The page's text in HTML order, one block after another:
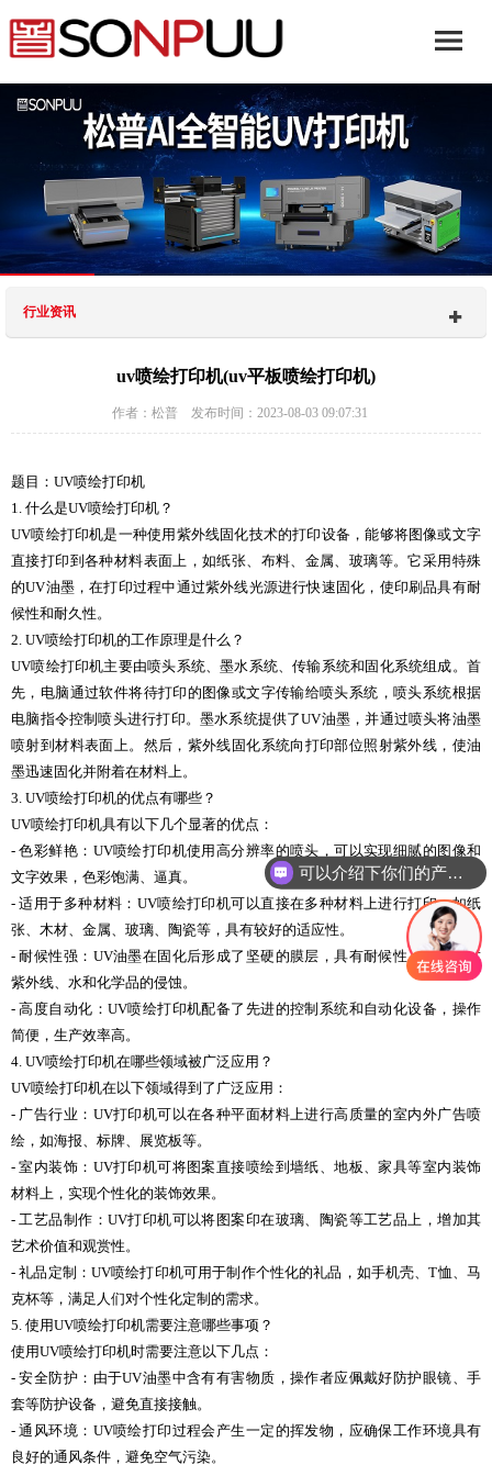
行业资讯
uv喷绘打印机(uv平板喷绘打印机)
作者：松普 发布时间：2023-08-03 09:07:31
题目：UV喷绘打印机
1. 什么是UV喷绘打印机？
UV喷绘打印机是一种使用紫外线固化技术的打印设备，能够将图像或文字
直接打印到各种材料表面上，如纸张、布料、金属、玻璃等。它采用特殊
的UV油墨，在打印过程中通过紫外线光源进行快速固化，使印刷品具有耐
候性和耐久性。
2. UV喷绘打印机的工作原理是什么？
UV喷绘打印机主要由喷头系统、墨水系统、传输系统和固化系统组成。首
先，电脑通过软件将待打印的图像或文字传输给喷头系统，喷头系统根据
电脑指令控制喷头进行打印。墨水系统提供了UV油墨，并通过喷头将油墨
喷射到材料表面上。然后，紫外线固化系统向打印部位照射紫外线，使油
墨迅速固化并附着在材料上。
3. UV喷绘打印机的优点有哪些？
UV喷绘打印机具有以下几个显著的优点：
- 色彩鲜艳：UV喷绘打印机使用高分辨率的喷头，可以实现细腻的图像和
文字效果，色彩饱满、逼真。
- 适用于多种材料：UV喷绘打印机可以直接在多种材料上进行打印，如纸
张、木材、金属、玻璃、陶瓷等，具有较好的适应性。
- 耐候性强：UV油墨在固化后形成了坚硬的膜层，具有耐候性，能够抵抗
紫外线、水和化学品的侵蚀。
- 高度自动化：UV喷绘打印机配备了先进的控制系统和自动化设备，操作
简便，生产效率高。
4. UV喷绘打印机在哪些领域被广泛应用？
UV喷绘打印机在以下领域得到了广泛应用：
- 广告行业：UV打印机可以在各种平面材料上进行高质量的室内外广告喷
绘，如海报、标牌、展览板等。
- 室内装饰：UV打印机可将图案直接喷绘到墙纸、地板、家具等室内装饰
材料上，实现个性化的装饰效果。
- 工艺品制作：UV打印机可以将图案印在玻璃、陶瓷等工艺品上，增加其
艺术价值和观赏性。
- 礼品定制：UV喷绘打印机可用于制作个性化的礼品，如手机壳、T恤、马
克杯等，满足人们对个性化定制的需求。
5. 使用UV喷绘打印机需要注意哪些事项？
使用UV喷绘打印机时需要注意以下几点：
- 安全防护：由于UV油墨中含有有害物质，操作者应佩戴好防护眼镜、手
套等防护设备，避免直接接触。
- 通风环境：UV喷绘打印过程会产生一定的挥发物，应确保工作环境具有
良好的通风条件，避免空气污染。
可以介绍下你们的产品么